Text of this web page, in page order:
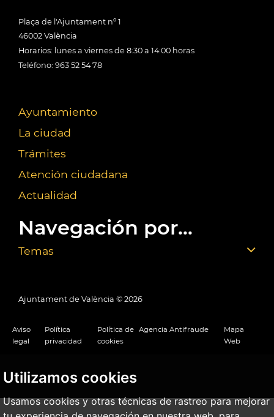
Utilizamos cookies
Usamos cookies y otras técnicas de rastreo para mejorar
Plaça de l'Ajuntament nº 1
46002 València
Horarios: lunes a viernes de 8:30 a 14:00 horas
Teléfono: 963 52 54 78
Ayuntamiento
La ciudad
Trámites
Atención ciudadana
Actualidad
Navegación por...
Temas
Ajuntament de València © 2026
Aviso
legal
Política
privacidad
Política de
cookies
Agencia Antifraude
Mapa
Web